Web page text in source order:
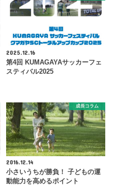
2025.12.16
第4回 KUMAGAYAサッカーフェ
スティバル2025
成長コラム
2016.12.14
小さいうちが勝負！ 子どもの運
動能力を高めるポイント